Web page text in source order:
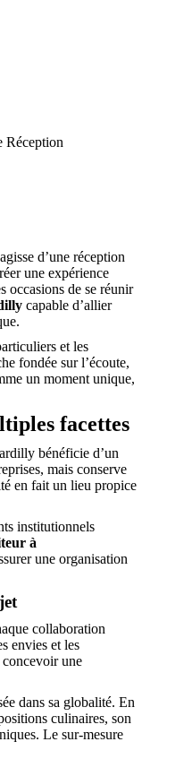
Réception
d’une réception
une expérience
occasions de se réunir
capable d’allier
et les
fondée sur l’écoute,
un moment unique,
facettes
bénéficie d’un
mais conserve
en fait un lieu propice
institutionnels
à
une organisation
collaboration
envies et les
concevoir une
dans sa globalité. En
culinaires, son
Le sur-mesure